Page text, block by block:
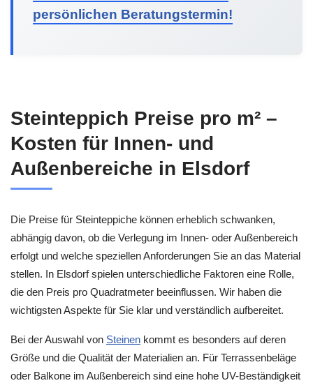
persönlichen Beratungstermin!
Steinteppich Preise pro m² –
Kosten für Innen- und
Außenbereiche in Elsdorf
Die Preise für Steinteppiche können erheblich schwanken,
abhängig davon, ob die Verlegung im Innen- oder Außenbereich
erfolgt und welche speziellen Anforderungen Sie an das Material
stellen. In Elsdorf spielen unterschiedliche Faktoren eine Rolle,
die den Preis pro Quadratmeter beeinflussen. Wir haben die
wichtigsten Aspekte für Sie klar und verständlich aufbereitet.
Bei der Auswahl von Steinen kommt es besonders auf deren
Größe und die Qualität der Materialien an. Für Terrassenbeläge
oder Balkone im Außenbereich sind eine hohe UV-Beständigkeit